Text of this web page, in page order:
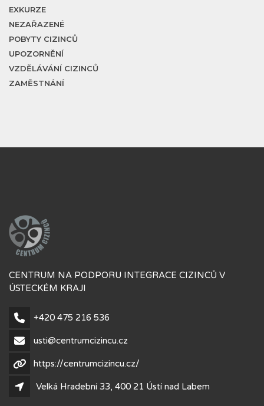
EXKURZE
NEZAŘAZENÉ
POBYTY CIZINCŮ
UPOZORNĚNÍ
VZDĚLÁVÁNÍ CIZINCŮ
ZAMĚSTNÁNÍ
CENTRUM NA PODPORU INTEGRACE CIZINCŮ V
ÚSTECKÉM KRAJI
+420 475 216 536
usti@centrumcizincu.cz
https://centrumcizincu.cz/
Velká Hradební 33, 400 21 Ústí nad Labem